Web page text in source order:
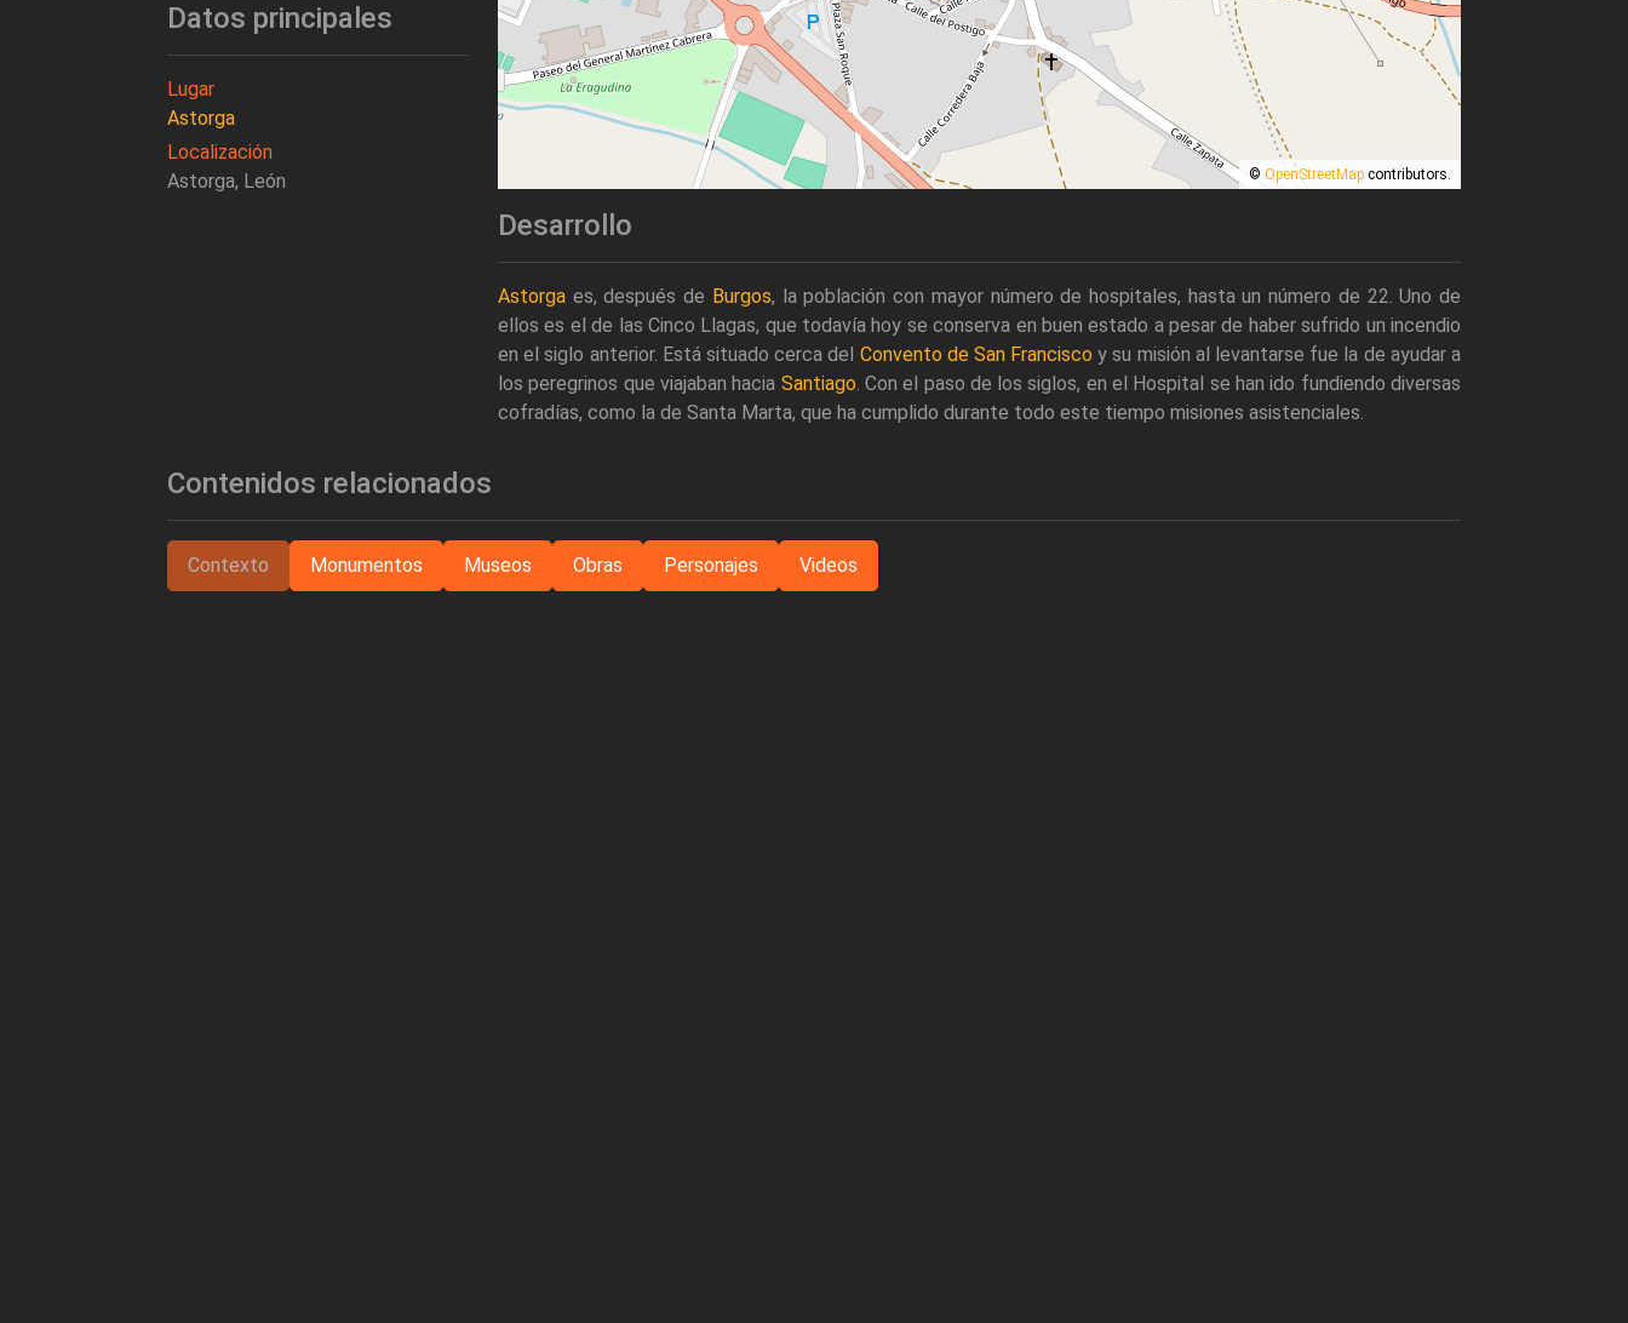
Datos principales
Lugar
Astorga
Localización
Astorga, León
© OpenStreetMap contributors.
Desarrollo
Astorga es, después de Burgos, la población con mayor número de hospitales, hasta un número de 22. Uno de
ellos es el de las Cinco Llagas, que todavía hoy se conserva en buen estado a pesar de haber sufrido un incendio
en el siglo anterior. Está situado cerca del Convento de San Francisco y su misión al levantarse fue la de ayudar a
los peregrinos que viajaban hacia Santiago. Con el paso de los siglos, en el Hospital se han ido fundiendo diversas
cofradías, como la de Santa Marta, que ha cumplido durante todo este tiempo misiones asistenciales.
Contenidos relacionados
Contexto Monumentos Museos Obras Personajes Videos